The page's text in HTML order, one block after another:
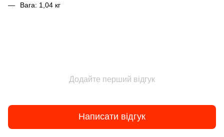
Вага: 1,04 кг
Додайте перший відгук
Написати відгук